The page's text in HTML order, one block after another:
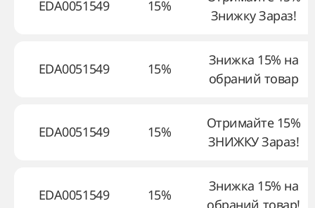
EDA0051549 15%
Знижку Зараз!
EDA0051549 15%
Знижка 15% на
обраний товар
EDA0051549 15%
Отримайте 15%
ЗНИЖКУ Зараз!
EDA0051549 15%
Знижка 15% на
обраний товар!